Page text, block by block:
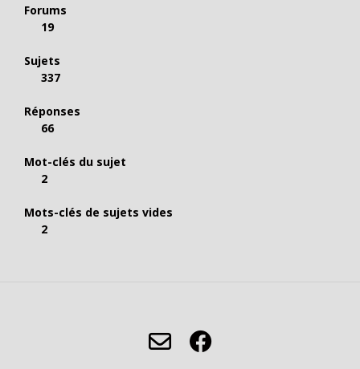
Forums
19
Sujets
337
Réponses
66
Mot-clés du sujet
2
Mots-clés de sujets vides
2